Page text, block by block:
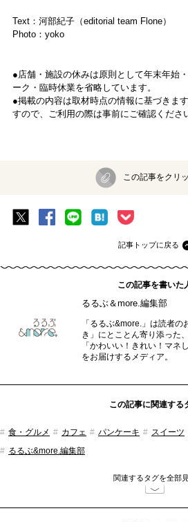
Text：河部紀子（editorial team Flone）
Photo：yoko
●店舗・施設の休みは原則として年末年始
ーク・臨時休業を省略しています。
●掲載の内容は取材時点の情報に基づきま
すので、ご利用の際は事前にご確認くださ
この記事をクリ
記事トップに戻る
この記事を書いた
るるぶ＆more.編集部
「るるぶ&more.」は読者
き」にとことん寄り添った
「かわいい！きれい！マネ
をお届けするメディア。
この記事に関連する
食・グルメ カフェ パンケーキ スイーツ
るるぶ&more.編集部
関連するタグを全部